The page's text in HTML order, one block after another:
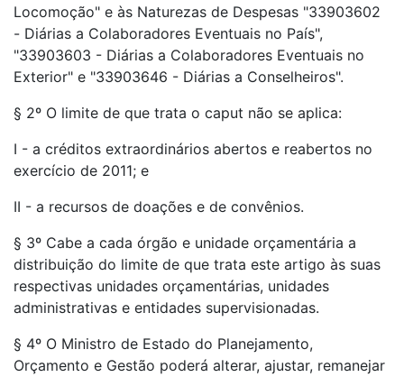
Locomoção" e às Naturezas de Despesas "33903602
- Diárias a Colaboradores Eventuais no País",
"33903603 - Diárias a Colaboradores Eventuais no
Exterior" e "33903646 - Diárias a Conselheiros".
§ 2º O limite de que trata o caput não se aplica:
I - a créditos extraordinários abertos e reabertos no
exercício de 2011; e
II - a recursos de doações e de convênios.
§ 3º Cabe a cada órgão e unidade orçamentária a
distribuição do limite de que trata este artigo às suas
respectivas unidades orçamentárias, unidades
administrativas e entidades supervisionadas.
§ 4º O Ministro de Estado do Planejamento,
Orçamento e Gestão poderá alterar, ajustar, remanejar